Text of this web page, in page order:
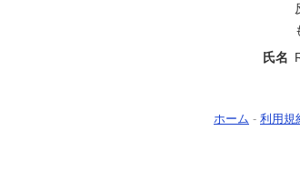
氏名
ホーム - 利用規